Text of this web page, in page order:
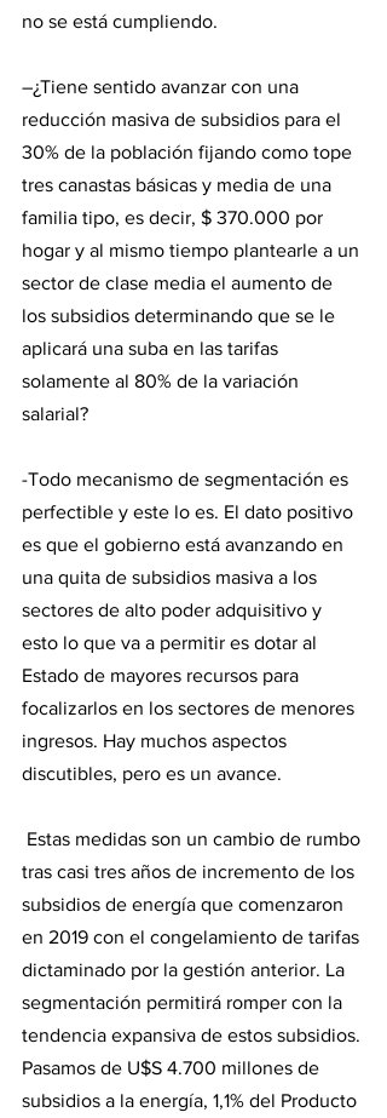
no se está cumpliendo.
–¿Tiene sentido avanzar con una
reducción masiva de subsidios para el
30% de la población fijando como tope
tres canastas básicas y media de una
familia tipo, es decir, $ 370.000 por
hogar y al mismo tiempo plantearle a un
sector de clase media el aumento de
los subsidios determinando que se le
aplicará una suba en las tarifas
solamente al 80% de la variación
salarial?
-Todo mecanismo de segmentación es
perfectible y este lo es. El dato positivo
es que el gobierno está avanzando en
una quita de subsidios masiva a los
sectores de alto poder adquisitivo y
esto lo que va a permitir es dotar al
Estado de mayores recursos para
focalizarlos en los sectores de menores
ingresos. Hay muchos aspectos
discutibles, pero es un avance.
tras casi tres años de incremento de los
subsidios de energía que comenzaron
en 2019 con el congelamiento de tarifas
dictaminado por la gestión anterior. La
segmentación permitirá romper con la
tendencia expansiva de estos subsidios.
Pasamos de U$S 4.700 millones de
subsidios a la energía, 1,1% del Producto